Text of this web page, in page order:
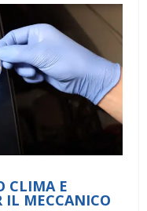
CLIMA E
IL MECCANICO